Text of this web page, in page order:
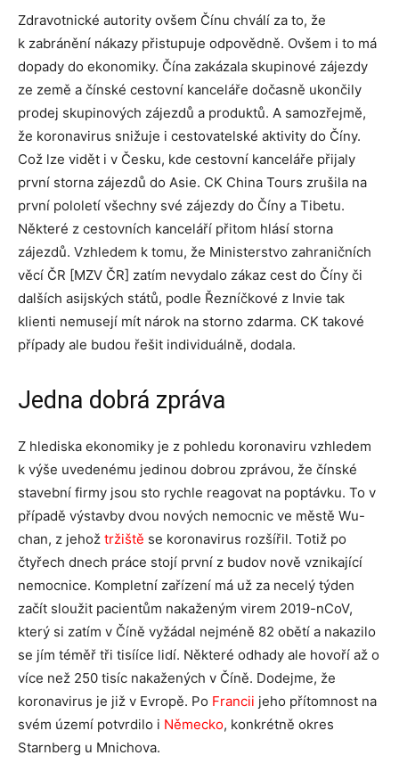
Zdravotnické autority ovšem Čínu chválí za to, že
k zabránění nákazy přistupuje odpovědně. Ovšem i to má
dopady do ekonomiky. Čína zakázala skupinové zájezdy
ze země a čínské cestovní kanceláře dočasně ukončily
prodej skupinových zájezdů a produktů. A samozřejmě,
že koronavirus snižuje i cestovatelské aktivity do Číny.
Což lze vidět i v Česku, kde cestovní kanceláře přijaly
první storna zájezdů do Asie. CK China Tours zrušila na
první pololetí všechny své zájezdy do Číny a Tibetu.
Některé z cestovních kanceláří přitom hlásí storna
zájezdů. Vzhledem k tomu, že Ministerstvo zahraničních
věcí ČR [MZV ČR] zatím nevydalo zákaz cest do Číny či
dalších asijských států, podle Řezníčkové z Invie tak
klienti nemusejí mít nárok na storno zdarma. CK takové
případy ale budou řešit individuálně, dodala.
Jedna dobrá zpráva
Z hlediska ekonomiky je z pohledu koronaviru vzhledem
k výše uvedenému jedinou dobrou zprávou, že čínské
stavební firmy jsou sto rychle reagovat na poptávku. To v
případě výstavby dvou nových nemocnic ve městě Wu-
chan, z jehož tržiště se koronavirus rozšířil. Totiž po
čtyřech dnech práce stojí první z budov nově vznikající
nemocnice. Kompletní zařízení má už za necelý týden
začít sloužit pacientům nakaženým virem 2019-nCoV,
který si zatím v Číně vyžádal nejméně 82 obětí a nakazilo
se jím téměř tři tisííce lidí. Některé odhady ale hovoří až o
více než 250 tisíc nakažených v Číně. Dodejme, že
koronavirus je již v Evropě. Po Francii jeho přítomnost na
svém území potvrdilo i Německo, konkrétně okres
Starnberg u Mnichova.